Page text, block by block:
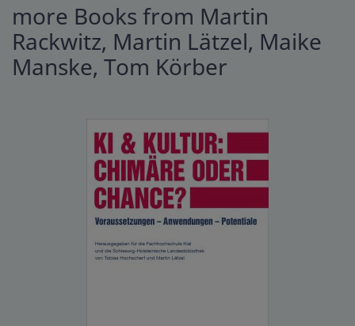
more Books from Martin
Rackwitz, Martin Lätzel, Maike
Manske, Tom Körber